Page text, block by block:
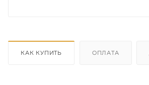
КАК КУПИТЬ ОПЛАТА